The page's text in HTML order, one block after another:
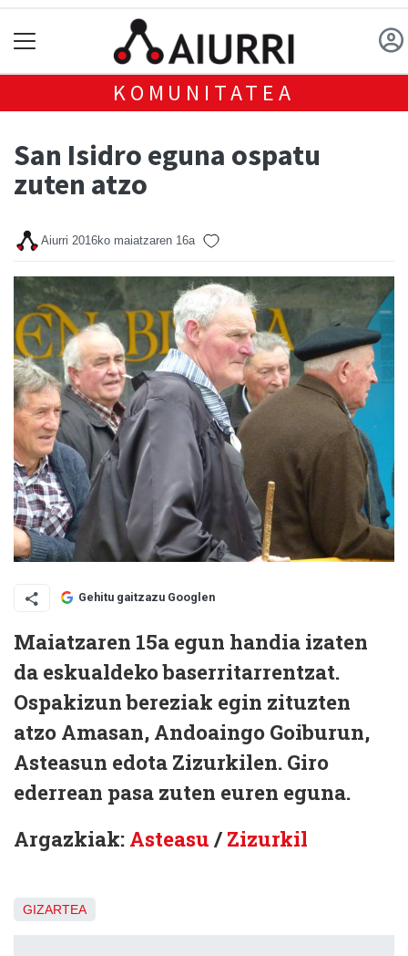
KOMUNITATEA
San Isidro eguna ospatu
zuten atzo
Aiurri 2016ko maiatzaren 16a
Gehitu gaitzazu Googlen
Maiatzaren 15a egun handia izaten
da eskualdeko baserritarrentzat.
Ospakizun bereziak egin zituzten
atzo Amasan, Andoaingo Goiburun,
Asteasun edota Zizurkilen. Giro
ederrean pasa zuten euren eguna.
Argazkiak: Asteasu / Zizurkil
GIZARTEA